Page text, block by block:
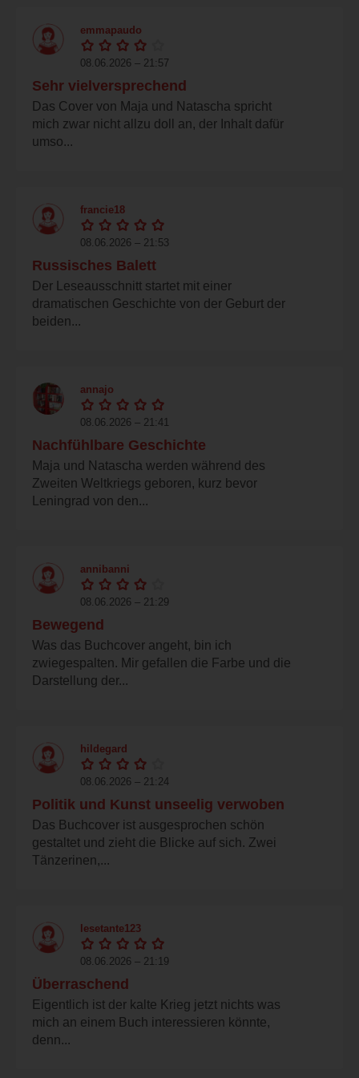
emmapaudo
08.06.2026 – 21:57
Sehr vielversprechend
Das Cover von Maja und Natascha spricht
mich zwar nicht allzu doll an, der Inhalt dafür
umso...
francie18
08.06.2026 – 21:53
Russisches Balett
Der Leseausschnitt startet mit einer
dramatischen Geschichte von der Geburt der
beiden...
annajo
08.06.2026 – 21:41
Nachfühlbare Geschichte
Maja und Natascha werden während des
Zweiten Weltkriegs geboren, kurz bevor
Leningrad von den...
annibanni
08.06.2026 – 21:29
Bewegend
Was das Buchcover angeht, bin ich
zwiegespalten. Mir gefallen die Farbe und die
Darstellung der...
hildegard
08.06.2026 – 21:24
Politik und Kunst unseelig verwoben
Das Buchcover ist ausgesprochen schön
gestaltet und zieht die Blicke auf sich. Zwei
Tänzerinen,...
lesetante123
08.06.2026 – 21:19
Überraschend
Eigentlich ist der kalte Krieg jetzt nichts was
mich an einem Buch interessieren könnte,
denn...